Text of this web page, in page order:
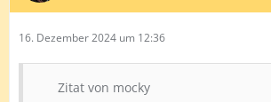
16. Dezember 2024 um 12:36
Zitat von mocky